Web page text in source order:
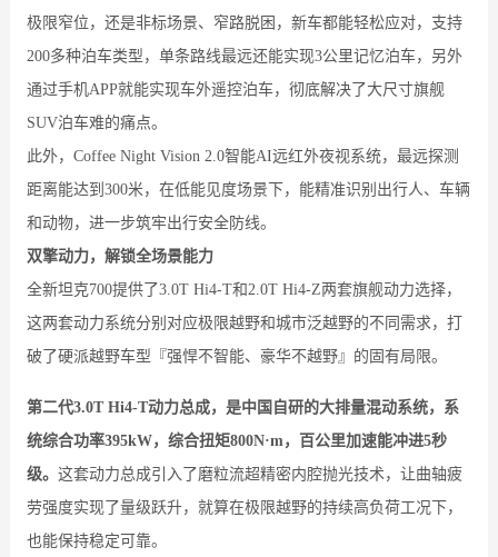
极限窄位，还是非标场景、窄路脱困，新车都能轻松应对，支持
200多种泊车类型，单条路线最远还能实现3公里记忆泊车，另外
通过手机APP就能实现车外遥控泊车，彻底解决了大尺寸旗舰
SUV泊车难的痛点。
此外，Coffee Night Vision 2.0智能AI远红外夜视系统，最远探测
距离能达到300米，在低能见度场景下，能精准识别出行人、车辆
和动物，进一步筑牢出行安全防线。
双擎动力，解锁全场景能力
全新坦克700提供了3.0T Hi4-T和2.0T Hi4-Z两套旗舰动力选择，
这两套动力系统分别对应极限越野和城市泛越野的不同需求，打
破了硬派越野车型『强悍不智能、豪华不越野』的固有局限。
第二代3.0T Hi4-T动力总成，是中国自研的大排量混动系统，系
统综合功率395kW，综合扭矩800N·m，百公里加速能冲进5秒
级。 这套动力总成引入了磨粒流超精密内腔抛光技术，让曲轴疲
劳强度实现了量级跃升，就算在极限越野的持续高负荷工况下，
也能保持稳定可靠。